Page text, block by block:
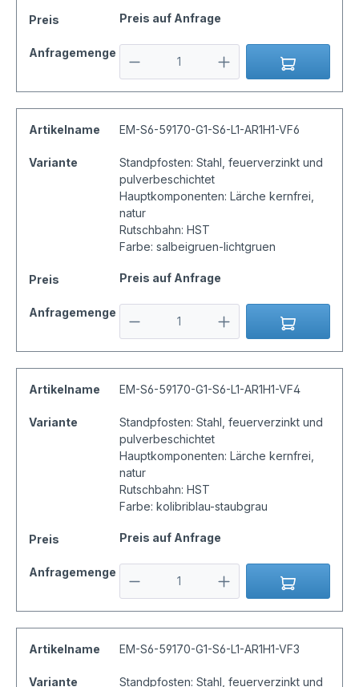
Preis Preis auf Anfrage
Anfragemenge
Artikelname EM-S6-59170-G1-S6-L1-AR1H1-VF6
Variante
Standpfosten: Stahl, feuerverzinkt und
pulverbeschichtet
Hauptkomponenten: Lärche kernfrei,
natur
Rutschbahn: HST
Farbe: salbeigruen-lichtgruen
Preis Preis auf Anfrage
Anfragemenge
Artikelname EM-S6-59170-G1-S6-L1-AR1H1-VF4
Variante
Standpfosten: Stahl, feuerverzinkt und
pulverbeschichtet
Hauptkomponenten: Lärche kernfrei,
natur
Rutschbahn: HST
Farbe: kolibriblau-staubgrau
Preis Preis auf Anfrage
Anfragemenge
Artikelname EM-S6-59170-G1-S6-L1-AR1H1-VF3
Variante
Standpfosten: Stahl, feuerverzinkt und